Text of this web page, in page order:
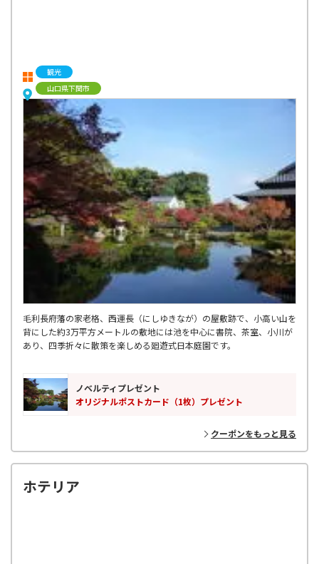
観光
山口県下関市
毛利長府藩の家老格、西運長（にしゆきなが）の屋敷跡で、小高い山を
背にした約3万平方メートルの敷地には池を中心に書院、茶室、小川が
あり、四季折々に散策を楽しめる廻遊式日本庭園です。
ノベルティプレゼント
オリジナルポストカード（1枚）プレゼント
クーポンをもっと見る
ホテリア